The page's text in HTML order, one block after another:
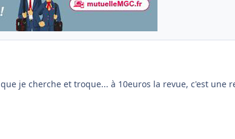
que je cherche et troque... à 10euros la revue, c'est une